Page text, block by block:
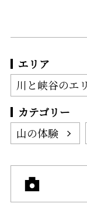
エリア
川と峡谷のエ
カテゴリー
山の体験